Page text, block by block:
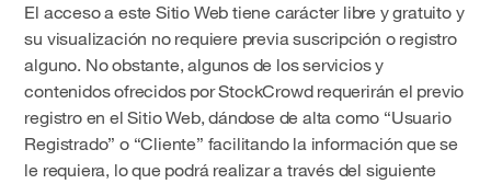
El acceso a este Sitio Web tiene carácter libre y gratuito y
su visualización no requiere previa suscripción o registro
alguno. No obstante, algunos de los servicios y
contenidos ofrecidos por StockCrowd requerirán el previo
registro en el Sitio Web, dándose de alta como “Usuario
Registrado” o “Cliente” facilitando la información que se
le requiera, lo que podrá realizar a través del siguiente